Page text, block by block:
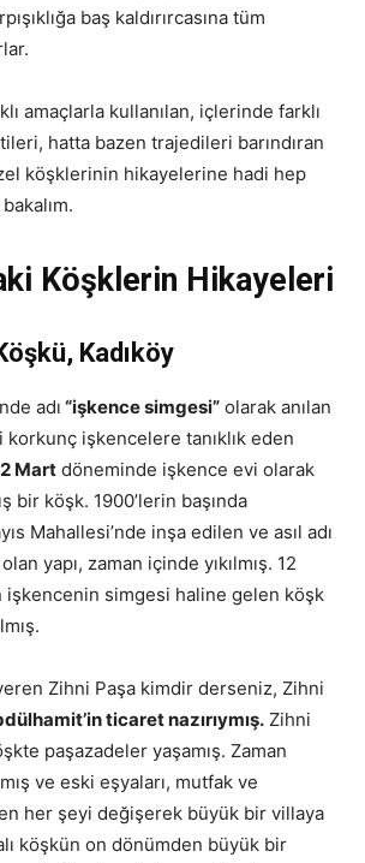
baş kaldırırcasına tüm
amaçlarla kullanılan, içlerinde farklı
hatta bazen trajedileri barındıran
köşklerinin hikayelerine hadi hep
Köşklerin Hikayeleri
Kadıköy
adı “işkence simgesi” olarak anılan
işkencelere tanıklık eden
Mart döneminde işkence evi olarak
bir köşk. 1900’lerin başında
Mahallesi’nde inşa edilen ve asıl adı
olan yapı, zaman içinde yıkılmış. 12
işkencenin simgesi haline gelen köşk
Zihni Paşa kimdir derseniz, Zihni
ticaret nazırıymış. Zihni
paşazadeler yaşamış. Zaman
ve eski eşyaları, mutfak ve
her şeyi değişerek büyük bir villaya
köşkün on dönümden büyük bir